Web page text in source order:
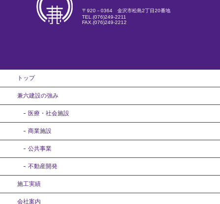
〒920－0364 金沢市松島2丁目20番地
TEL.(076)249-2211
FAX.(076)249-2212
トップ
兼六建設の強み
医療・社会施設
商業施設
公共事業
不動産開発
施工実績
会社案内